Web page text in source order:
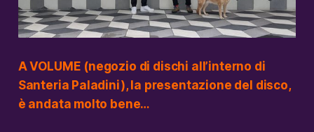
A VOLUME (negozio di dischi all’interno di
Santeria Paladini), la presentazione del disco,
è andata molto bene…